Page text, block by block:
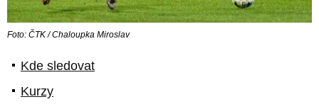
Foto: ČTK / Chaloupka Miroslav
Kde sledovat
Kurzy